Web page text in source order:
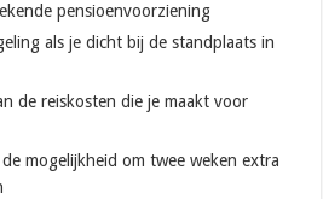
pensioenvoorziening
als je dicht bij de standplaats in
de reiskosten die je maakt voor
mogelijkheid om twee weken extra